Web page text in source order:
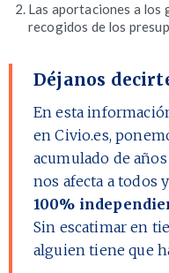
Las aportaciones a los
recogidos de los
Déjanos
En esta
en Civio.es,
acumulado de
nos afecta a todos
100%
Sin escatimar en
alguien tiene que